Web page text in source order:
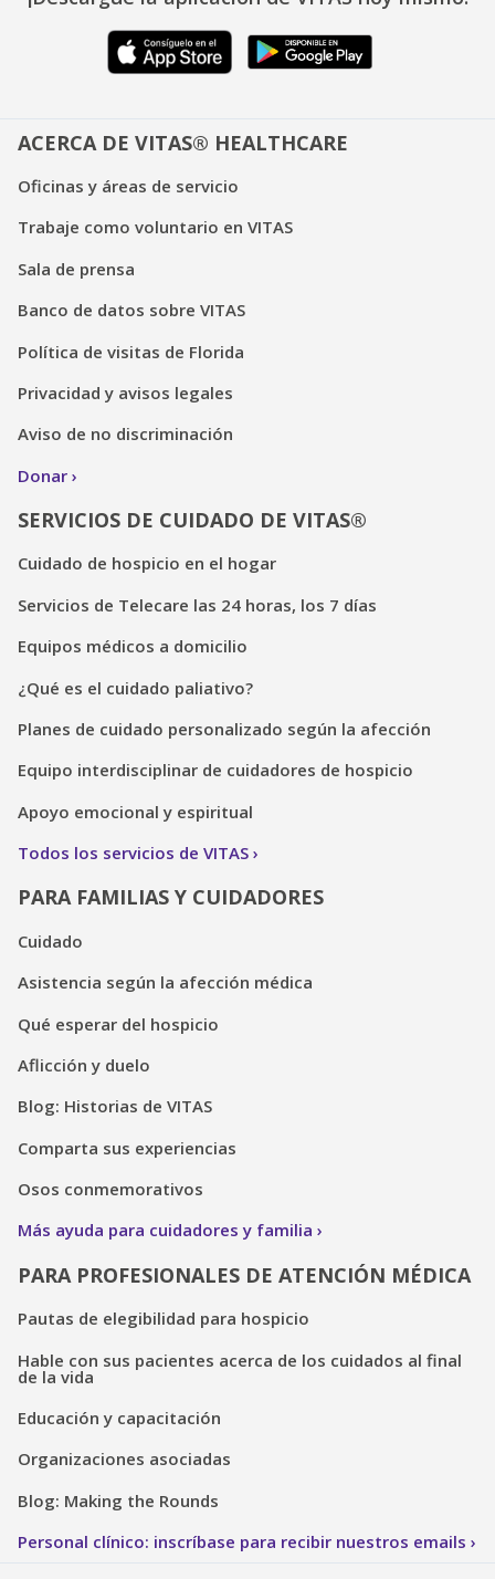
ACERCA DE VITAS® HEALTHCARE
Oficinas y áreas de servicio
Trabaje como voluntario en VITAS
Sala de prensa
Banco de datos sobre VITAS
Política de visitas de Florida
Privacidad y avisos legales
Aviso de no discriminación
Donar
SERVICIOS DE CUIDADO DE VITAS®
Cuidado de hospicio en el hogar
Servicios de Telecare las 24 horas, los 7 días
Equipos médicos a domicilio
¿Qué es el cuidado paliativo?
Planes de cuidado personalizado según la afección
Equipo interdisciplinar de cuidadores de hospicio
Apoyo emocional y espiritual
Todos los servicios de VITAS
PARA FAMILIAS Y CUIDADORES
Cuidado
Asistencia según la afección médica
Qué esperar del hospicio
Aflicción y duelo
Blog: Historias de VITAS
Comparta sus experiencias
Osos conmemorativos
Más ayuda para cuidadores y familia
PARA PROFESIONALES DE ATENCIÓN MÉDICA
Pautas de elegibilidad para hospicio
Hable con sus pacientes acerca de los cuidados al final
de la vida
Educación y capacitación
Organizaciones asociadas
Blog: Making the Rounds
Personal clínico: inscríbase para recibir nuestros emails